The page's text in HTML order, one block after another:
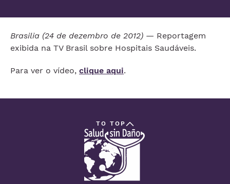
Brasilia (24 de dezembro de 2012) — Reportagem
exibida na TV Brasil sobre Hospitais Saudáveis.
Para ver o vídeo, clique aqui.
TO TOP